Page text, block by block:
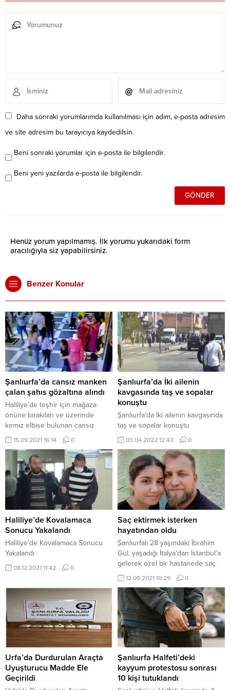
Daha sonraki yorumlarımda kullanılması için adım, e-posta adresim
ve site adresim bu tarayıcıya kaydedilsin.
Beni sonraki yorumlar için e-posta ile bilgilendir.
Beni yeni yazılarda e-posta ile bilgilendir.
Henüz yorum yapılmamış. İlk yorumu yukarıdaki form
aracılığıyla siz yapabilirsiniz.
Benzer Konular
Şanlıurfa’da cansız manken
çalan şahıs gözaltına alındı
Haliliye’de teşhir için mağaza
önüne bırakılan ve üzerinde
kırmız elbise bulunan cansız
mankeni kucaklayarak çalan
Ömer Faruk C., gözaltına alındı.
Olay, Atatürk Caddesi üzerinde
bulunan bir mağazada yaşandı.
Mağaza önüne sabah saatlerinde
teşhir için bırakılan cansız
mankenin yerinde olamadığını
fark eden mağaza çalışanları,
güvenlik kamerası kayıtlarını
incelediklerinde, cansız mankenin
bir...
15.09.2021 16:14 0
Şanlıurfa’da İki ailenin
kavgasında taş ve sopalar
konuştu
Şanlıurfa'da İki ailenin kavgasında
taş ve sopalar konuştu
03.04.2022 12:43 0
Haliliye’de Kovalamaca
Sonucu Yakalandı
Haliliye'de Kovalamaca Sonucu
Yakalandı
08.12.2021 11:42 0
Saç ektirmek isterken
hayatından oldu
Şanlıurfalı 28 yaşındaki İbrahim
Gül, yaşadığı İtalya’dan İstanbul’a
gelerek özel bir hastanede saç
ekimi yaptığı esnada hayatını
kaybetti. Evli ve 1 çocuk babası
İbrahim Gül, 3 yıl önce kuaförlük
mesleğini yapmak için İtalya’ya
taşındı. Kuaför dükkânına
malzeme almak ve saç ektirmek
için 3 gün önce Türkiye’ye gelen
Gül, saç ektirmek...
12.09.2021 10:29 0
Urfa’da Durdurulan Araçta
Uyuşturucu Madde Ele
Geçirildi
Şanlıurfa Halfeti’deki
kayyum protestosu sonrası
10 kişi tutuklandı